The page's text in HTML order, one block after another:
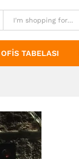
OFIS TABELASI